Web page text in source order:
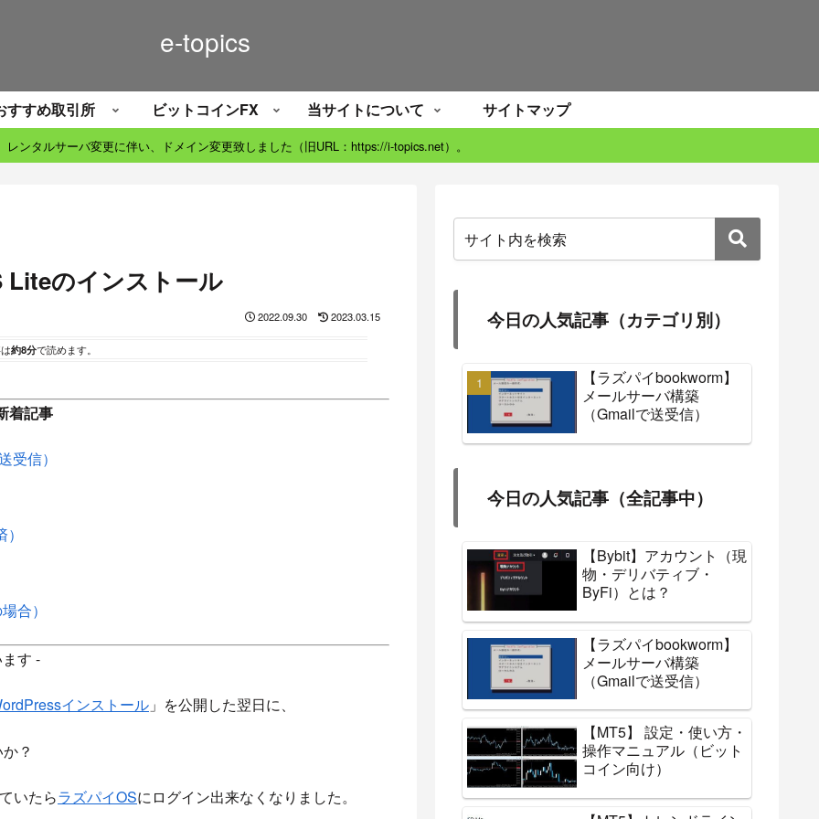
e-topics
すすめ取引所 ビットコインFX 当サイトについて サイトマップ
レンタルサーバ変更に伴い、ドメイン変更致しました（旧URL：https://i-topics.net）。
のインストール
2022.09.30 2023.03.15
約8分で読めます。
着記事
受信）
合）
す -
インストール 」を公開した翌日に、
？
いたらラズパイOSにログイン出来なくなりました。
今日の人気記事（カテゴリ別）
【ラズパイbookworm】
メールサーバ構築
（Gmailで送受信）
今日の人気記事（全記事中）
【Bybit】アカウント（現
物・デリバティブ・
ByFi）とは？
【ラズパイbookworm】
メールサーバ構築
（Gmailで送受信）
【MT5】 設定・使い方・
操作マニュアル（ビット
コイン向け）